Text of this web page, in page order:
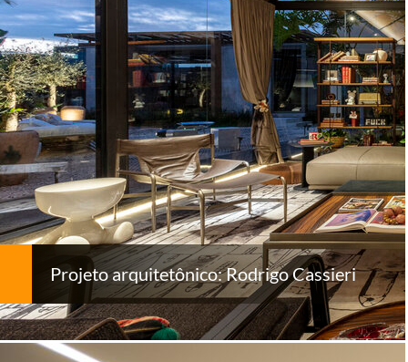
Projeto arquitetônico: Rodrigo Cassieri